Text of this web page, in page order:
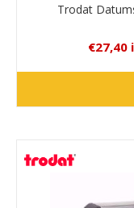
Trodat
€27,40